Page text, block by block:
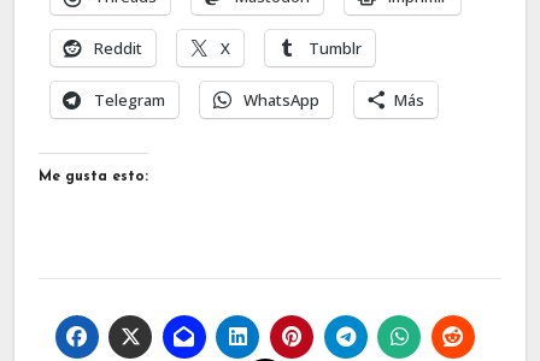
Reddit X Tumblr
Telegram WhatsApp Más
Me gusta esto: